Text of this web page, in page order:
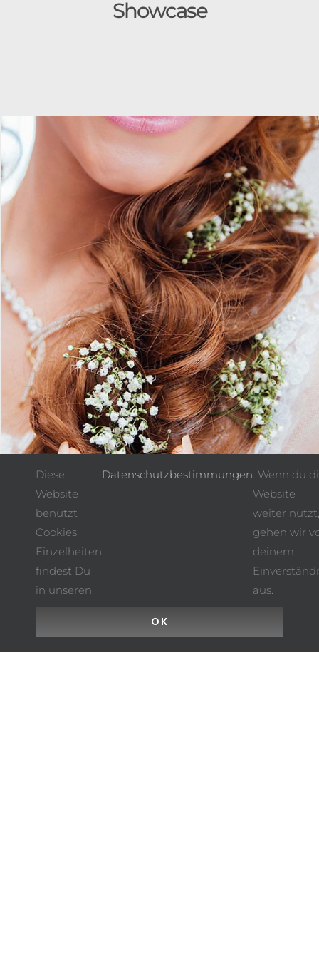
Showcase
Diese
Website
benutzt
Cookies.
Einzelheiten
findest Du
in unseren
Datenschutzbestimmungen . Wenn du
Website
weiter nutzt,
gehen wir
deinem
aus.
OK